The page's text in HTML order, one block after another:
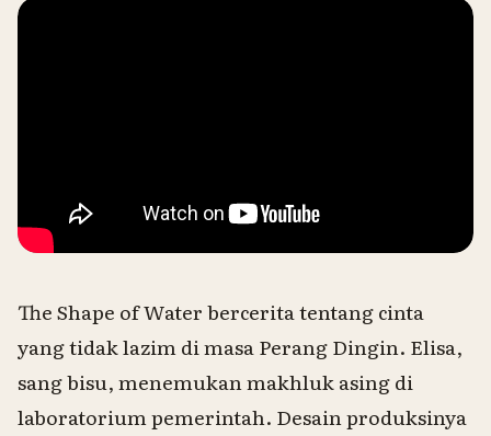
The Shape of Waterbercerita tentang cinta
yang tidak lazim di masa Perang Dingin. Elisa,
sang bisu, menemukan makhluk asing di
laboratorium pemerintah. Desain produksinya